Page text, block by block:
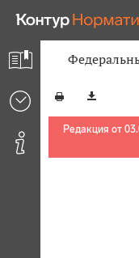
Редакция от